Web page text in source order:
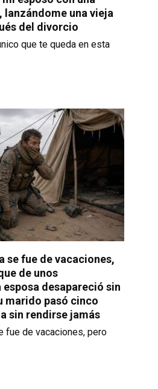
lanzándome una vieja
del divorcio
que te queda en esta
se fue de vacaciones,
de unos
desapareció sin
marido pasó cinco
sin rendirse jamás
fue de vacaciones, pero